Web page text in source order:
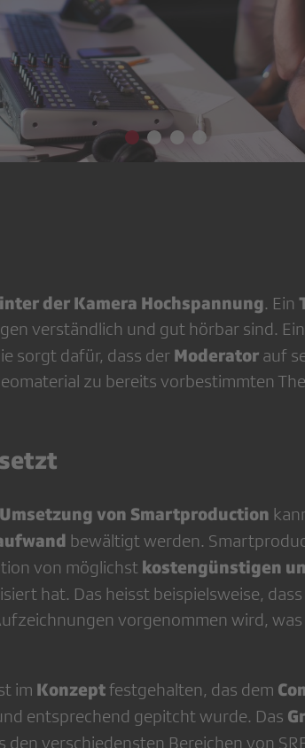
der Ka­mera Hochspannung. Ein
ver­ständlich und gut hörbar sind.
sorgt dafür, dass der Moderator auf
zu bereits vorbestimmten
von Smartproduction
bewäl­tigt werden.
von möglichst kostengünstigen
hat. Das heisst beispielsweise,
vorgenommen wird,
im Konzeptfestgehalten, das dem
ent­sprechend gepitcht wurde. Das
den ver­schiedensten Bereichen von